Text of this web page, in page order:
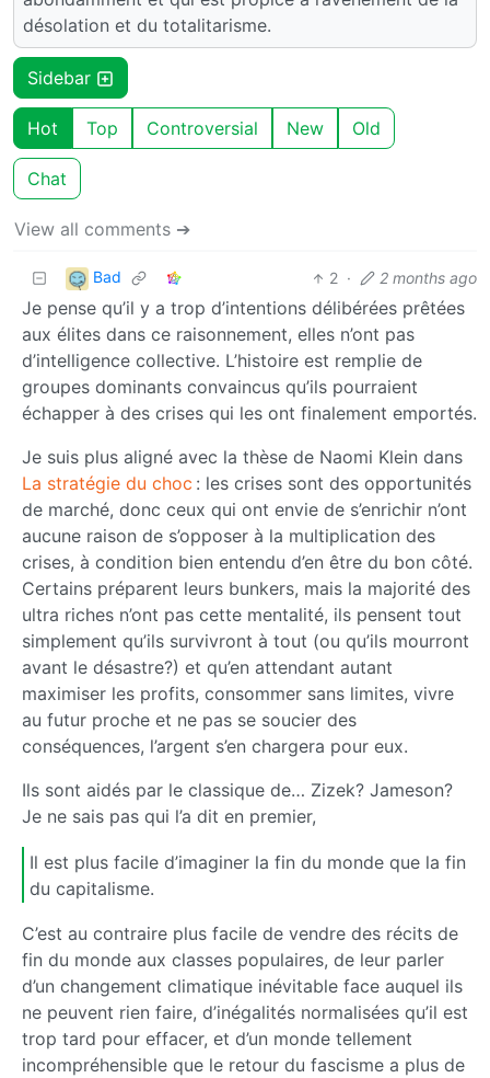
désolation et du totalitarisme.
Sidebar
Hot Top Controversial New Old
Chat
View all comments ➔
Bad 2 · 2 months ago
Je pense qu’il y a trop d’intentions délibérées prêtées
aux élites dans ce raisonnement, elles n’ont pas
d’intelligence collective. L’histoire est remplie de
groupes dominants convaincus qu’ils pourraient
échapper à des crises qui les ont finalement emportés.
Je suis plus aligné avec la thèse de Naomi Klein dans
La stratégie du choc : les crises sont des opportunités
de marché, donc ceux qui ont envie de s’enrichir n’ont
aucune raison de s’opposer à la multiplication des
crises, à condition bien entendu d’en être du bon côté.
Certains préparent leurs bunkers, mais la majorité des
ultra riches n’ont pas cette mentalité, ils pensent tout
simplement qu’ils survivront à tout (ou qu’ils mourront
avant le désastre?) et qu’en attendant autant
maximiser les profits, consommer sans limites, vivre
au futur proche et ne pas se soucier des
conséquences, l’argent s’en chargera pour eux.
Ils sont aidés par le classique de… Zizek? Jameson?
Je ne sais pas qui l’a dit en premier,
Il est plus facile d’imaginer la fin du monde que la fin
du capitalisme.
C’est au contraire plus facile de vendre des récits de
fin du monde aux classes populaires, de leur parler
d’un changement climatique inévitable face auquel ils
ne peuvent rien faire, d’inégalités normalisées qu’il est
trop tard pour effacer, et d’un monde tellement
incompréhensible que le retour du fascisme a plus de